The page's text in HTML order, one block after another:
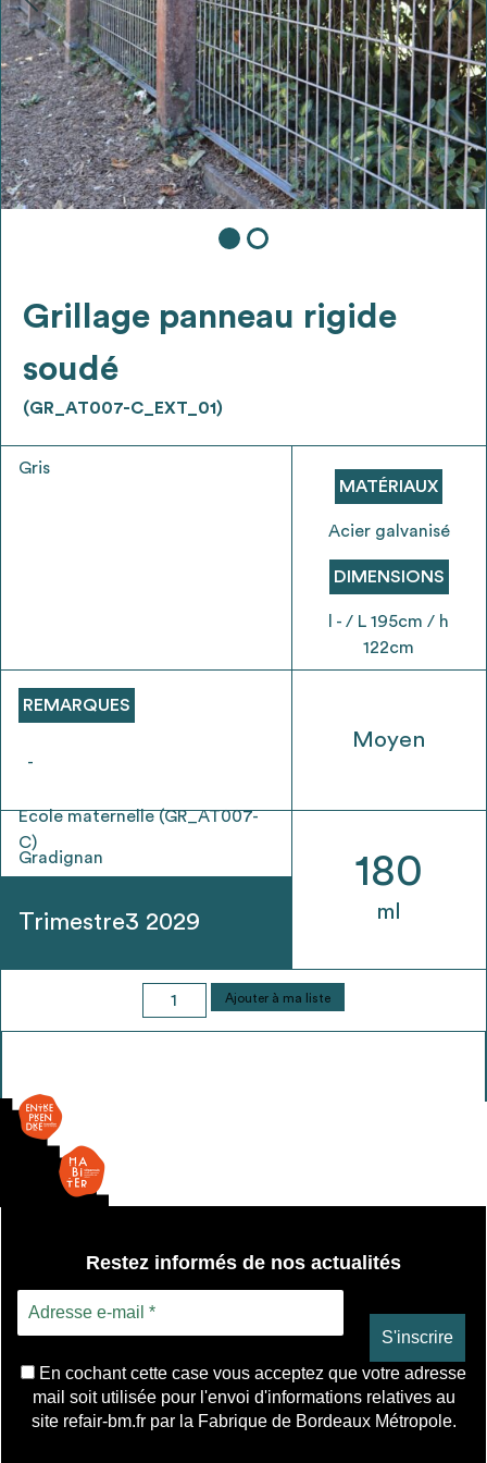
4
Ajouter les matériaux intéressants à "ma
liste"
Transmettre sa liste de manifestation
d'intérêt pour les matériaux
sélectionnés
Exporter sa liste et ses fiches produits
Être recontacté afin d’obtenir plus de
renseignements sur les modalités et
stratégies de récupérations
* Attention, l’ajout des matériaux à sa liste et son envoi ne
Grillage panneau rigide
soudé
(GR_AT007-C_EXT_01)
Gris
REMARQUES
-
Ecole maternelle (GR_AT007-
C)
Gradignan
Trimestre3 2029
MATÉRIAUX
Acier galvanisé
DIMENSIONS
l - / L 195cm / h
122cm
Moyen
180
ml
quantité
de
Ajouter à ma liste
Restez informés de nos actualités
En cochant cette case vous acceptez que votre adresse
mail soit utilisée pour l'envoi d'informations relatives au
site refair-bm.fr par la Fabrique de Bordeaux Métropole.